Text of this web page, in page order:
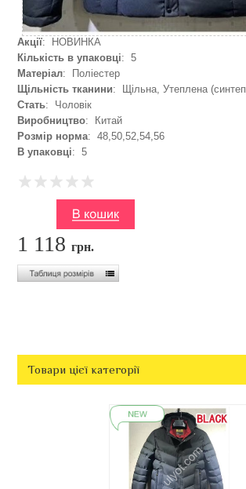
Акції: НОВИНКА
Кількість в упаковці: 5
Матеріал: Поліестер
Щільність тканини: Щільна, Утеплена
Стать: Чоловік
Виробництво: Китай
Розмір норма: 48,50,52,54,56
В упаковці: 5
1 118грн.
Товари цієї категорії